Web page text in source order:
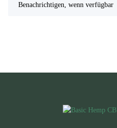
Benachrichtigen, wenn verfügbar